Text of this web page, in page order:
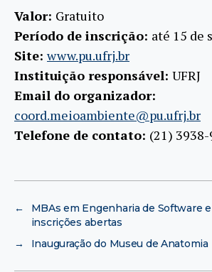
Valor: Gratuito
Período de inscrição: até 15 de
Site:www.pu.ufrj.br
Instituição responsável: UFRJ
Email do organizador:
coord.meioambiente@pu.ufrj.br
Telefone de contato: (21)
←
MBAs em Engenharia de Software
inscrições abertas
→
Inauguração do Museu de Anatomia